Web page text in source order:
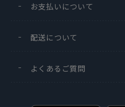
お支払いについて
配送について
よくあるご質問